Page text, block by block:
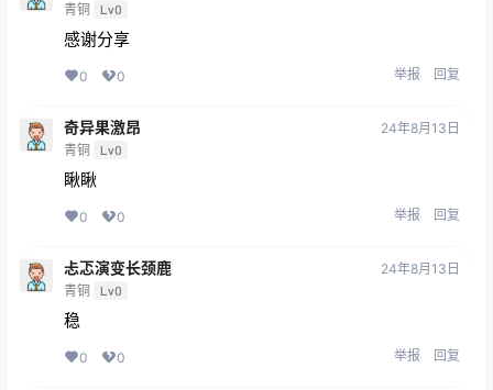
青铜 Lv0
感谢分享
0 0 举报 回复
奇异果激昂
青铜 Lv0
24年8月13日
瞅瞅
0 0 举报 回复
忐忑演变长颈鹿
青铜 Lv0
24年8月13日
稳
0 0 举报 回复